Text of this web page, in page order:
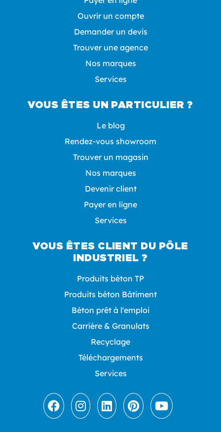
Ouvrir un compte
Demander un devis
Trouver une agence
Nos marques
Services
VOUS ÊTES UN PARTICULIER ?
Le blog
Rendez-vous showroom
Trouver un magasin
Nos marques
Devenir client
Payer en ligne
Services
VOUS ÊTES CLIENT DU PÔLE
INDUSTRIEL ?
Produits béton TP
Produits béton Bâtiment
Béton prêt à l'emploi
Carrière & Granulats
Recyclage
Téléchargements
Services